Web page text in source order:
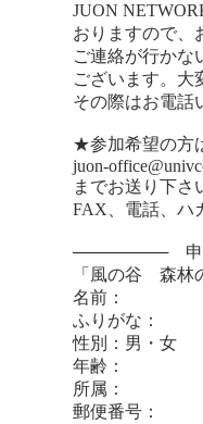
JUON
おりますので、
ご連絡が行かな
ございます。大
その際はお電話
★参加希望の方
juon-
までお送り下さ
FAX、電話、ハ
────────
「風の谷 森林
名前：
ふりがな：
性別：男・女
年齢：
所属：
郵便番号：